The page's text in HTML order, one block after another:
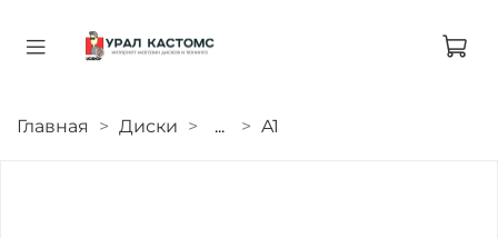
Главная Диски ... A1